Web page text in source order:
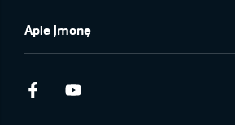
Apie įmonę
Facebook